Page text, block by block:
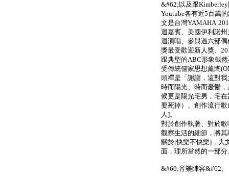
&#62;以及跟
Youtube各有近5百萬
文是台灣YAMAHA
迴嘉賓、美國伊利諾
迴演唱、參與過六部
獎最受歡迎新人獎、
跟典型的ABC形象截
受傳統儒家思想薰陶
頭禪是「謝謝，這對
時而陽光、時而憂鬱
候更是陽光宅男，宅
要死掉）、創作流行
人]。
對於創作執著、對於
觀察生活的細節，將
關於[快樂不快樂]，大
面，理所當然的一部分
&#60;音樂陣容&#62;